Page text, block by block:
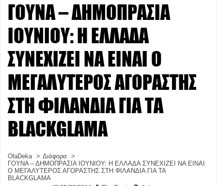
ΓΟΥΝΑ – ΔΗΜΟΠΡΑΣΙΑ
ΙΟΥΝΙΟΥ: Η ΕΛΛΑΔΑ
ΣΥΝΕΧΙΖΕΙ ΝΑ ΕΙΝΑΙ Ο
ΜΕΓΑΛΥΤΕΡΟΣ ΑΓΟΡΑΣΤΗΣ
ΣΤΗ ΦΙΛΑΝΔΙΑ ΓΙΑ ΤΑ
BLACKGLAMA
OlaDeka
Διάφορα
ΓΟΥΝΑ – ΔΗΜΟΠΡΑΣΙΑ ΙΟΥΝΙΟΥ: Η ΕΛΛΑΔΑ ΣΥΝΕΧΙΖΕΙ ΝΑ ΕΙΝΑΙ
Ο ΜΕΓΑΛΥΤΕΡΟΣ ΑΓΟΡΑΣΤΗΣ ΣΤΗ ΦΙΛΑΝΔΙΑ ΓΙΑ ΤΑ
BLACKGLAMA